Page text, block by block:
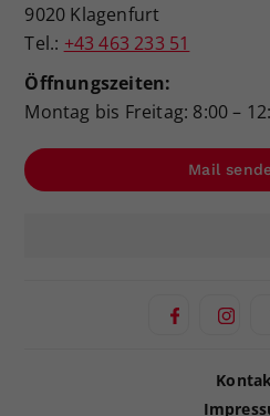
9020 Klagenfurt
Tel.: +43 463 233 51
Öffnungszeiten:
Montag bis Freitag: 8:00 –
Mail